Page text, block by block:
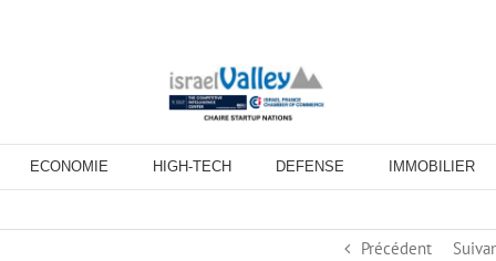
ECONOMIE HIGH-TECH DEFENSE IMMOBILIER
Précédent